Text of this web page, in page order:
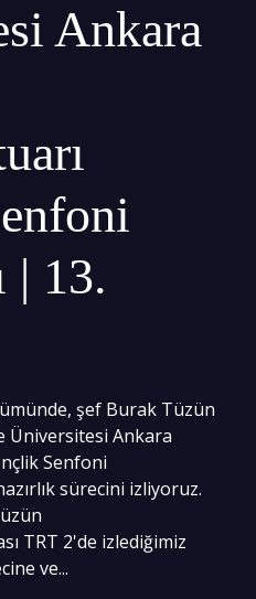
Ankara
| 13.
şef Burak Tüzün
Üniversitesi Ankara
Senfoni
sürecini izliyoruz.
TRT 2'de izlediğimiz
ve...